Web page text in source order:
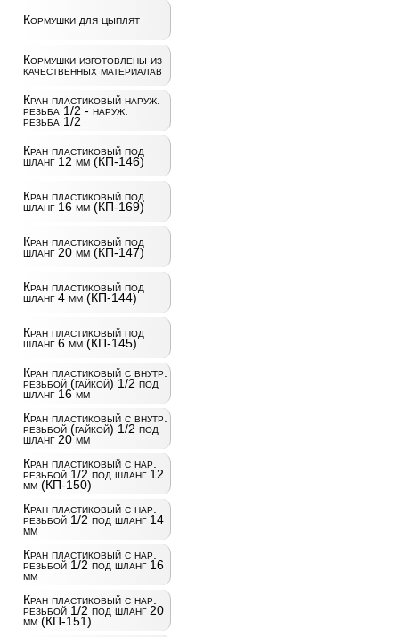
Кормушки для цыплят
Кормушки изготовлены из
качественных материалав
Кран пластиковый наруж.
резьба 1/2 - наруж.
резьба 1/2
Кран пластиковый под
шланг 12 мм (КП-146)
Кран пластиковый под
шланг 16 мм (КП-169)
Кран пластиковый под
шланг 20 мм (КП-147)
Кран пластиковый под
шланг 4 мм (КП-144)
Кран пластиковый под
шланг 6 мм (КП-145)
Кран пластиковый с внутр.
резьбой (гайкой) 1/2 под
шланг 16 мм
Кран пластиковый с внутр.
резьбой (гайкой) 1/2 под
шланг 20 мм
Кран пластиковый с нар.
резьбой 1/2 под шланг 12
мм (КП-150)
Кран пластиковый с нар.
резьбой 1/2 под шланг 14
мм
Кран пластиковый с нар.
резьбой 1/2 под шланг 16
мм
Кран пластиковый с нар.
резьбой 1/2 под шланг 20
мм (КП-151)